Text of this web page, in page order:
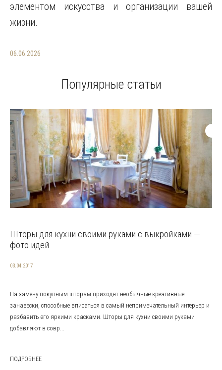
элементом искусства и организации вашей
жизни.
06.06.2026
Популярные статьи
Шторы для кухни своими руками с выкройками —
фото идей
03.04.2017
На замену покупным шторам приходят необычные креативные
занавески, способные вписаться в самый непримечательный интерьер и
разбавить его яркими красками. Шторы для кухни своими руками
добавляют в совр...
ПОДРОБНЕЕ